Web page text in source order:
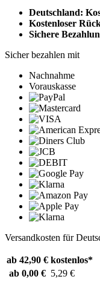
Deutschland:
Kostenloser
Sichere
Sicher bezahlen mit
Nachnahme
Vorauskasse
Versandkosten für
ab 42,90 € kostenlos*
ab 0,00 € 5,29 €